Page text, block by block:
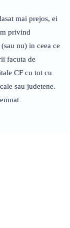
mai prejos, ei
privind
nu) in ceea ce
facuta de
CF cu tot cu
sau judetene.